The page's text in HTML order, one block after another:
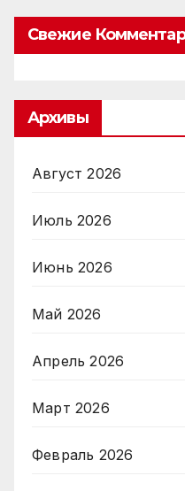
Свежие
Архивы
Август 2026
Июль 2026
Июнь 2026
Май 2026
Апрель 2026
Март 2026
Февраль 2026